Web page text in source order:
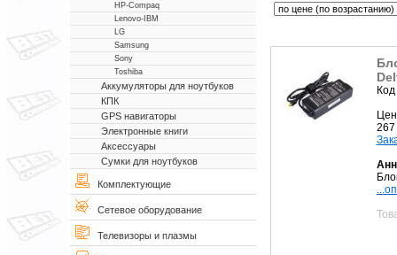
HP-Compaq
Lenovo-IBM
LG
Samsung
Sony
Toshiba
Аккумуляторы для ноутбуков
КПК
GPS навигаторы
Электронные книги
Аксессуары
Сумки для ноутбуков
Комплектующие
Сетевое оборудование
Телевизоры и плазмы